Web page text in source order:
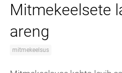
Mitmekeelsete
areng
mitmekeelsus